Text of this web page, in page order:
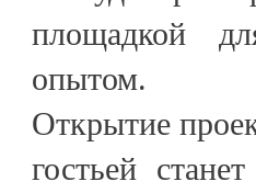
площадкой
опытом.
Открытие
гостьей